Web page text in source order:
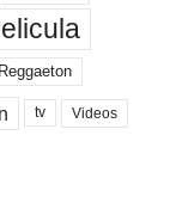
Reggaeton
tv Videos